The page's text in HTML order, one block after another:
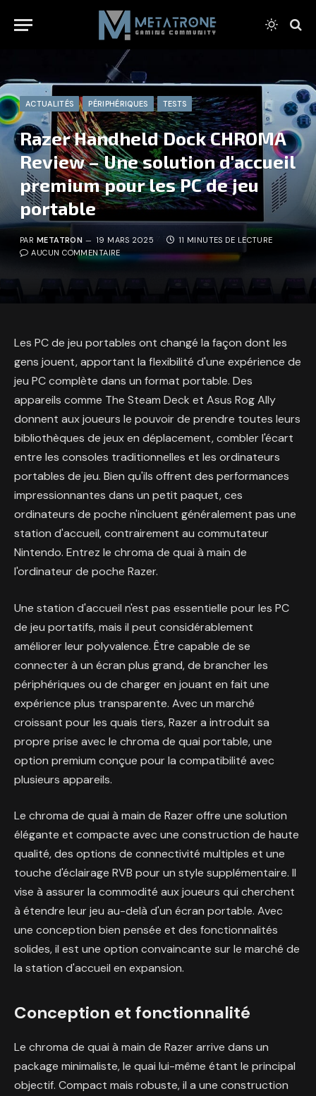
ACTUALITÉS PÉRIPHÉRIQUES TESTS
Razer Handheld Dock CHROMA
Review – Une solution d'accueil
premium pour les PC de jeu
portable
PAR METATRON 19 MARS 2025
11 MINUTES DE LECTURE
AUCUN COMMENTAIRE
Les PC de jeu portables ont changé la façon dont les
gens jouent, apportant la flexibilité d'une expérience de
jeu PC complète dans un format portable. Des
appareils comme The Steam Deck et Asus Rog Ally
donnent aux joueurs le pouvoir de prendre toutes leurs
bibliothèques de jeux en déplacement, combler l'écart
entre les consoles traditionnelles et les ordinateurs
portables de jeu. Bien qu'ils offrent des performances
impressionnantes dans un petit paquet, ces
ordinateurs de poche n'incluent généralement pas une
station d'accueil, contrairement au commutateur
Nintendo. Entrez le chroma de quai à main de
l'ordinateur de poche Razer.
Une station d'accueil n'est pas essentielle pour les PC
de jeu portatifs, mais il peut considérablement
améliorer leur polyvalence. Être capable de se
connecter à un écran plus grand, de brancher les
périphériques ou de charger en jouant en fait une
expérience plus transparente. Avec un marché
croissant pour les quais tiers, Razer a introduit sa
propre prise avec le chroma de quai portable, une
option premium conçue pour la compatibilité avec
plusieurs appareils.
Le chroma de quai à main de Razer offre une solution
élégante et compacte avec une construction de haute
qualité, des options de connectivité multiples et une
touche d'éclairage RVB pour un style supplémentaire. Il
vise à assurer la commodité aux joueurs qui cherchent
à étendre leur jeu au-delà d'un écran portable. Avec
une conception bien pensée et des fonctionnalités
solides, il est une option convaincante sur le marché de
la station d'accueil en expansion.
Conception et fonctionnalité
Le chroma de quai à main de Razer arrive dans un
package minimaliste, le quai lui-même étant le principal
objectif. Compact mais robuste, il a une construction